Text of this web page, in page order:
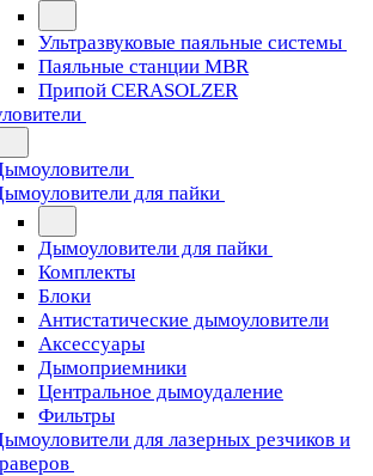
Ультразвуковые паяльные системы
Паяльные станции MBR
Припой CERASOLZER
для пайки
Дымоуловители для пайки
Комплекты
Блоки
Антистатические дымоуловители
Аксессуары
Дымоприемники
Центральное дымоудаление
Фильтры
для лазерных резчиков и